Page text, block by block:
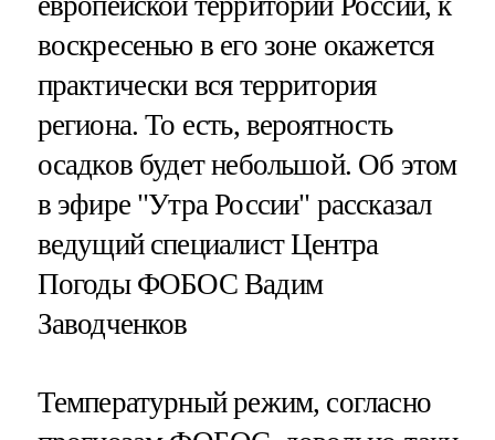
воскресенью в его зоне окажется
практически вся территория
региона. То есть, вероятность
осадков будет небольшой. Об этом
в эфире "Утра России" рассказал
ведущий специалист Центра
Погоды ФОБОС Вадим
Заводченков
Температурный режим, согласно